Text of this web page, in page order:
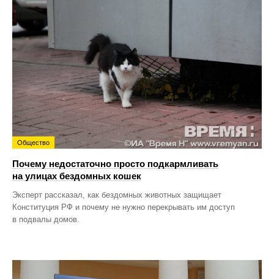
Общество
Почему недостаточно просто подкармливать
на улицах бездомных кошек
Эксперт рассказал, как бездомных животных защищает
Конституция РФ и почему не нужно перекрывать им доступ
в подвалы домов.